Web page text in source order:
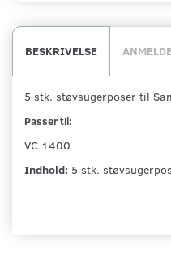
BESKRIVELSE
5 stk. støvsugerposer til
Passer til:
VC 1400
Indhold: 5 stk.